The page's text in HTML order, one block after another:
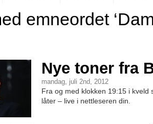
emneordet
Nye toner fra
mandag, juli 2nd, 2012
Fra og med klokken 19:15 i kveld
låter – live i nettleseren din.